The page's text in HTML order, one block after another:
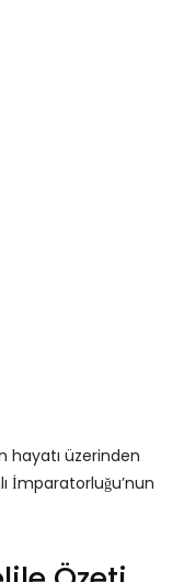
hayatı üzerinden
İmparatorluğu’nun